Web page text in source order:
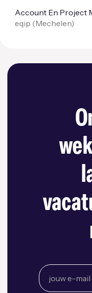
Account En Project
eqip (Mechelen)